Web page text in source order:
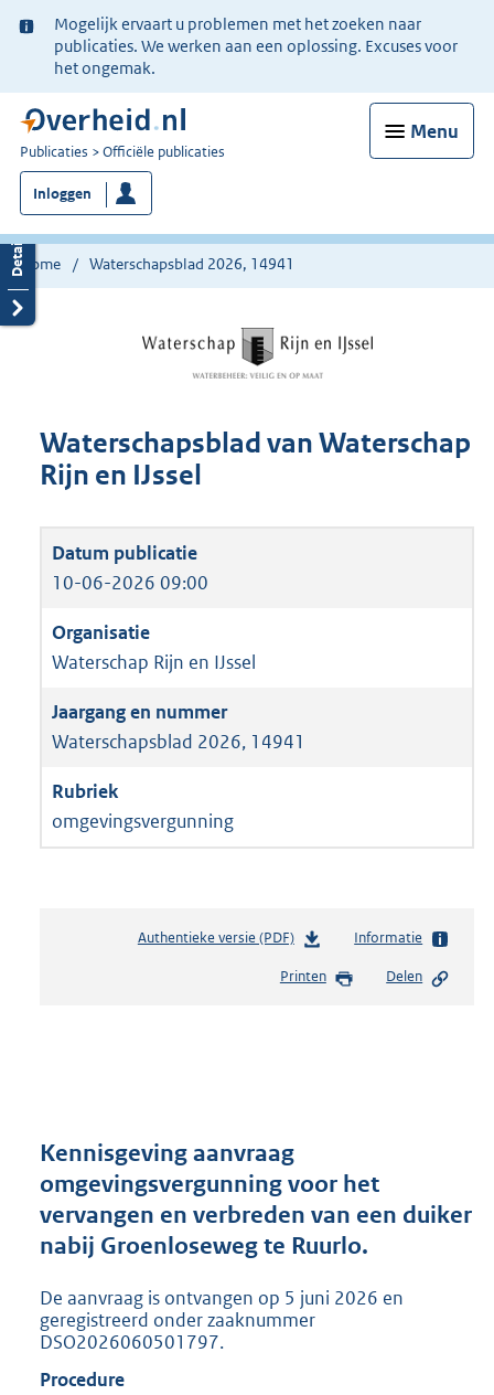
Ter
informatie:
Mogelijk ervaart u problemen met het zoeken naar
publicaties. We werken aan een oplossing. Excuses voor
het ongemak.
Menu
U
bent
nu
hier:
Publicaties Officiële publicaties
Inloggen
Home Waterschapsblad 2026, 14941
Waterschapsblad van Waterschap
Rijn en IJssel
10-06-2026 09:00
Waterschap Rijn en IJssel
Waterschapsblad 2026, 14941
omgevingsvergunning
Authentieke versie (PDF)b
s
r
o
t
t
2
0
Informatie
Printen Delen
Kennisgeving aanvraag
omgevingsvergunning voor het
vervangen en verbreden van een duiker
nabij Groenloseweg te Ruurlo.
De aanvraag is ontvangen op 5 juni 2026 en
geregistreerd onder zaaknummer
DSO2026060501797.
Procedure